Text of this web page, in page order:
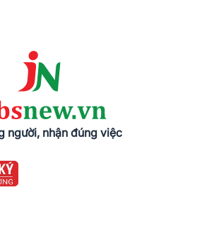
người, nhận đúng việc